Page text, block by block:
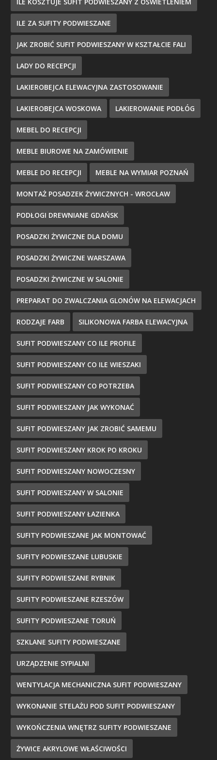
ILE KOSZTUJE SUFIT PODWIESZANY Z OŚWIETLENIEM
ILE ZA SUFITY PODWIESZANE
JAK ZROBIĆ SUFIT PODWIESZANY W KSZTAŁCIE FALI
LADY DO RECEPCJI
LAKIEROBEJCA ELEWACYJNA ZASTOSOWANIE
LAKIEROBEJCA WOSKOWA LAKIEROWANIE PODŁÓG
MEBEL DO RECEPCJI
MEBLE BIUROWE NA ZAMÓWIENIE
MEBLE DO RECEPCJI MEBLE NA WYMIAR POZNAŃ
MONTAŻ POSADZEK ŻYWICZNYCH - WROCŁAW
PODŁOGI DREWNIANE GDAŃSK
POSADZKI ŻYWICZNE DLA DOMU
POSADZKI ŻYWICZNE WARSZAWA
POSADZKI ŻYWICZNE W SALONIE
PREPARAT DO ZWALCZANIA GLONÓW NA ELEWACJACH
RODZAJE FARB SILIKONOWA FARBA ELEWACYJNA
SUFIT PODWIESZANY CO ILE PROFILE
SUFIT PODWIESZANY CO ILE WIESZAKI
SUFIT PODWIESZANY CO POTRZEBA
SUFIT PODWIESZANY JAK WYKONAĆ
SUFIT PODWIESZANY JAK ZROBIĆ SAMEMU
SUFIT PODWIESZANY KROK PO KROKU
SUFIT PODWIESZANY NOWOCZESNY
SUFIT PODWIESZANY W SALONIE
SUFIT PODWIESZANY ŁAZIENKA
SUFITY PODWIESZANE JAK MONTOWAĆ
SUFITY PODWIESZANE LUBUSKIE
SUFITY PODWIESZANE RYBNIK
SUFITY PODWIESZANE RZESZÓW
SUFITY PODWIESZANE TORUŃ
SZKLANE SUFITY PODWIESZANE
URZĄDZENIE SYPIALNI
WENTYLACJA MECHANICZNA SUFIT PODWIESZANY
WYKONANIE STELAŻU POD SUFIT PODWIESZANY
WYKOŃCZENIA WNĘTRZ SUFITY PODWIESZANE
ŻYWICE AKRYLOWE WŁAŚCIWOŚCI